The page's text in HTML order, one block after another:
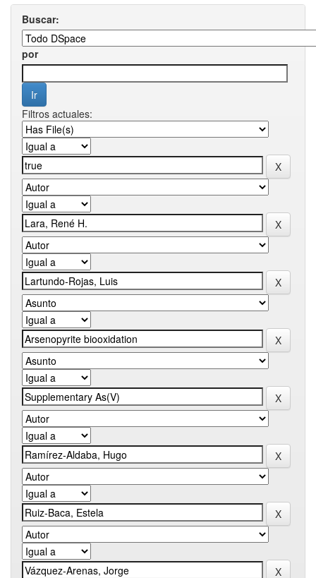
Buscar:
por
Filtros actuales: